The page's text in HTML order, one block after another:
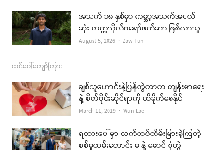
အသက် ၁၈ နှစ်မှာ ကမ္ဘာ့အသက်အငယ်
ဆုံး တက္ကသိုလ်ပရော်ဖက်ဆာ ဖြစ်လာသူ
August 5, 2026 Author
Zaw Tun
ထင်ပေါ်ကျော်ကြား
ချစ်သူဟောင်းနဲ့ပြန်တွဲတာက ကျန်းမာရေး
နဲ့ စိတ်ပိုင်းဆိုင်ရာကို ထိခိုက်စေနိုင်
March 11, 2019 Author
Wun Lae
ရထားပေါ်မှာ လက်ထပ်ထိမ်းမြားခဲ့ကြတဲ့
စစ်မှုထမ်းဟောင်း မ နဲ့ မောင် စုံတွဲ